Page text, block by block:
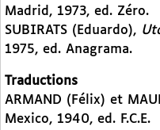
Madrid, 1973, ed. Zéro.
SUBIRATS (Eduardo),
1975, ed. Anagrama.
Traductions
ARMAND (Félix) et
Mexico, 1940, ed. F.C.E.